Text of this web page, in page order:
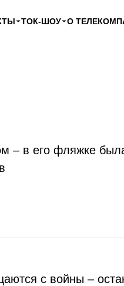
ТОК-ШОУ О
– в его фляжке
с войны –